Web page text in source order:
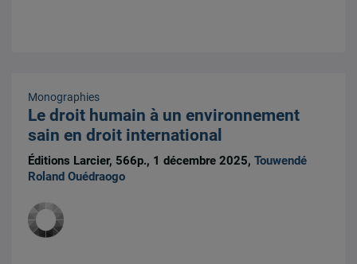
Monographies
Le droit humain à un environnement
sain en droit international
Éditions Larcier, 566p., 1 décembre 2025,Touwendé
Roland Ouédraogo